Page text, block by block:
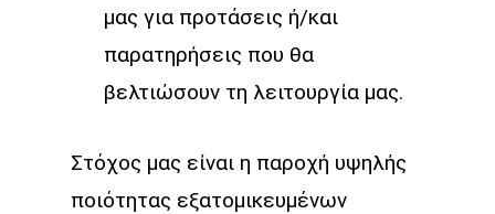
μας για προτάσεις ή/και
παρατηρήσεις που θα
βελτιώσουν τη λειτουργία μας.
Στόχος μας είναι η παροχή υψηλής
ποιότητας εξατομικευμένων